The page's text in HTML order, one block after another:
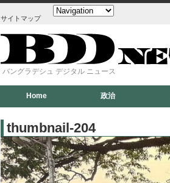
サイトマップ
バングラデシュ デジタル ニュース
Home 政治
thumbnail-204